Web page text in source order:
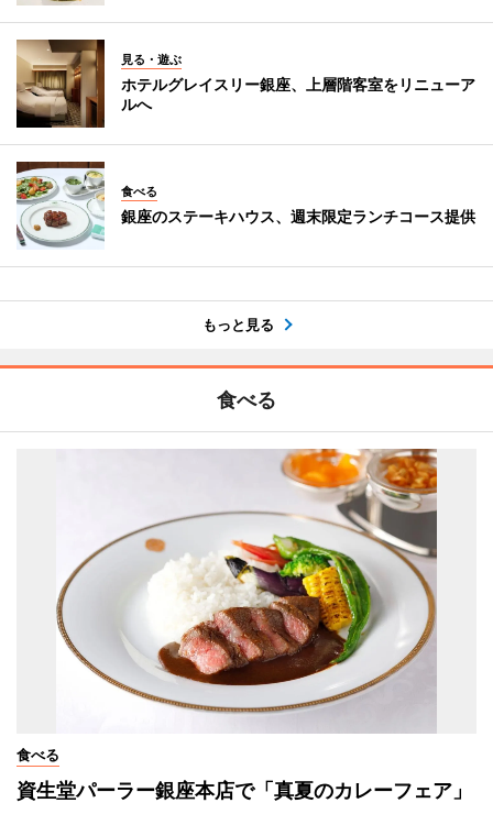
見る・遊ぶ
ホテルグレイスリー銀座、上層階客室をリニューア
ルへ
食べる
銀座のステーキハウス、週末限定ランチコース提供
もっと見る
食べる
食べる
資生堂パーラー銀座本店で「真夏のカレーフェア」